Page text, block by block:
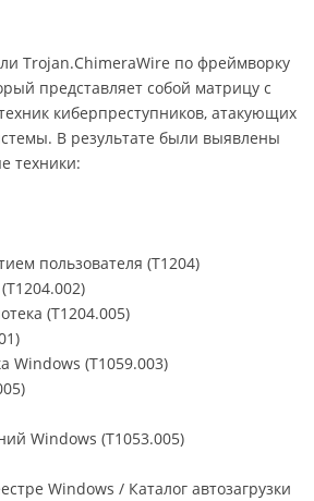
Trojan.ChimeraWire по фреймворку
представляет собой матрицу с
киберпреступников, атакующих
В результате были выявлены
техники:
пользователя (T1204)
(T1204.005)
Windows (T1059.003)
Windows (T1053.005)
Windows / Каталог автозагрузки